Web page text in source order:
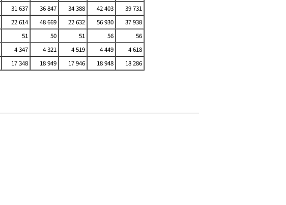
31 637 36 847 34 388 42 403
39 731
22 614 48 669 22 632 56 930
37 938
51 50 51 56
56
4 347 4 321 4 519 4 449
4 618
17 348 18 949 17 946 18 948 18 286